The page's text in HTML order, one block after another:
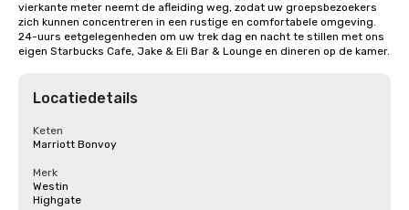
vierkante meter neemt de afleiding weg, zodat uw groepsbezoekers
zich kunnen concentreren in een rustige en comfortabele omgeving.
24-uurs eetgelegenheden om uw trek dag en nacht te stillen met ons
eigen Starbucks Cafe, Jake & Eli Bar & Lounge en dineren op de kamer.
Locatiedetails
Keten
Marriott Bonvoy
Merk
Westin
Highgate